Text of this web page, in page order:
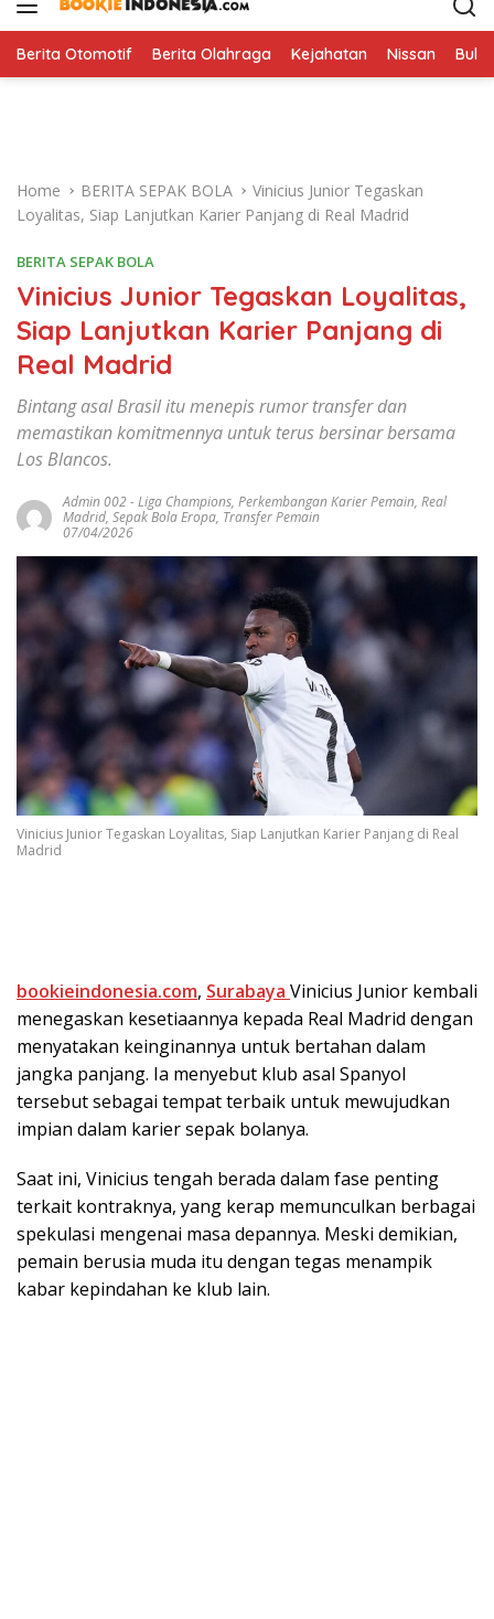
p
o
Berita Otomotif Berita Olahraga Kejahatan Nissan
Home BERITA SEPAK BOLA
Vinicius Junior Tegaskan
Loyalitas, Siap Lanjutkan Karier Panjang di Real Madrid
BERITA SEPAK BOLA
Vinicius Junior Tegaskan Loyalitas,
Siap Lanjutkan Karier Panjang di
Real Madrid
Bintang asal Brasil itu menepis rumor transfer dan
memastikan komitmennya untuk terus bersinar bersama
Los Blancos.
Admin 002-Liga Champions, Perkembangan Karier Pemain, Real
Madrid, Sepak Bola Eropa, Transfer Pemain
07/04/2026
Vinicius Junior Tegaskan Loyalitas, Siap Lanjutkan Karier Panjang di Real
Madrid
bookieindonesia.com, Surabaya Vinicius Junior kembali
menegaskan kesetiaannya kepada Real Madrid dengan
menyatakan keinginannya untuk bertahan dalam
jangka panjang. Ia menyebut klub asal Spanyol
tersebut sebagai tempat terbaik untuk mewujudkan
impian dalam karier sepak bolanya.
Saat ini, Vinicius tengah berada dalam fase penting
terkait kontraknya, yang kerap memunculkan berbagai
spekulasi mengenai masa depannya. Meski demikian,
pemain berusia muda itu dengan tegas menampik
kabar kepindahan ke klub lain.